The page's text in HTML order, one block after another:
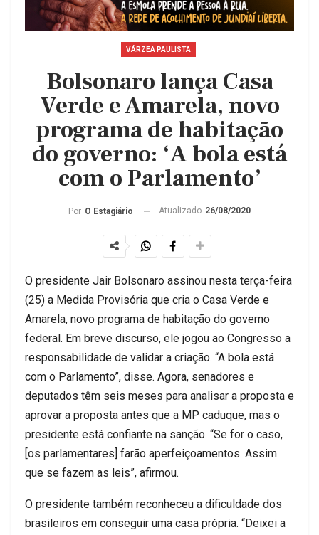
VÁRZEA PAULISTA
Bolsonaro lança Casa
Verde e Amarela, novo
programa de habitação
do governo: ‘A bola está
com o Parlamento’
Por O Estagiário Atualizado 26/08/2020
O presidente Jair Bolsonaro assinou nesta terça-feira
(25) a Medida Provisória que cria o Casa Verde e
Amarela, novo programa de habitação do governo
federal. Em breve discurso, ele jogou ao Congresso a
responsabilidade de validar a criação. “A bola está
com o Parlamento”, disse. Agora, senadores e
deputados têm seis meses para analisar a proposta e
aprovar a proposta antes que a MP caduque, mas o
presidente está confiante na sanção. “Se for o caso,
[os parlamentares] farão aperfeiçoamentos. Assim
que se fazem as leis”, afirmou.
O presidente também reconheceu a dificuldade dos
brasileiros em conseguir uma casa própria. “Deixei a